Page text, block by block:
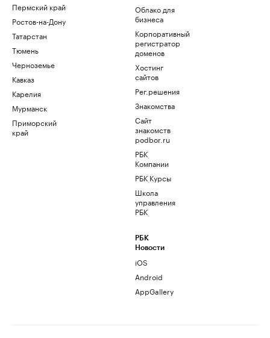
Пермский край
Ростов-на-Дону
Татарстан
Тюмень
Черноземье
Кавказ
Карелия
Мурманск
Приморский
край
Облако для
бизнеса
Корпоративный
регистратор
доменов
Хостинг
сайтов
Рег.решения
Знакомства
Сайт
знакомств
podbor.ru
РБК
Компании
РБК Курсы
Школа
управления
РБК
РБК
Новости
iOS
Android
AppGallery